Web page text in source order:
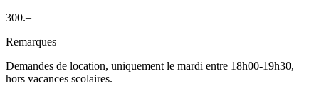
300.–
Remarques
Demandes de location, uniquement le mardi entre 18h00-19h30,
hors vacances scolaires.